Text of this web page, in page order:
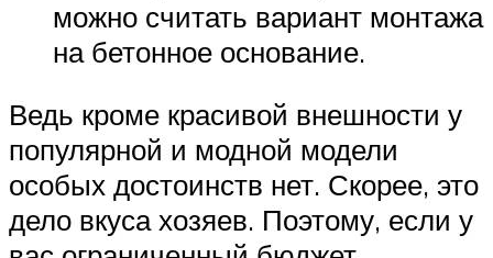
можно считать вариант монтажа
на бетонное основание.
Ведь кроме красивой внешности у
популярной и модной модели
особых достоинств нет. Скорее, это
дело вкуса хозяев. Поэтому, если у